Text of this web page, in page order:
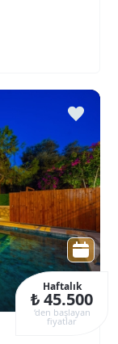
Haftalık
₺ 45.500
‘den başlayan
fiyatlar